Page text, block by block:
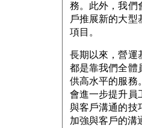
務。此外，我們
戶推展新的大型
項目。
長期以來，營運
都是靠我們全體
供高水平的服務
會進一步提升員
與客戶溝通的技
加強與客戶的溝